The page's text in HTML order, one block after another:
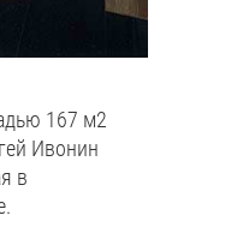
167 м2
Ивонин
в